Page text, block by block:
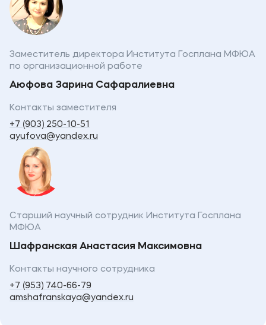
Заместитель директора Института Госплана МФЮА
по организационной работе
Аюфова Зарина Сафаралиевна
Контакты заместителя
+7 (903) 250-10-51
ayufova@yandex.ru
Старший научный сотрудник Института Госплана
МФЮА
Шафранская Анастасия Максимовна
Контакты научного сотрудника
+7 (953) 740-66-79
amshafranskaya@yandex.ru